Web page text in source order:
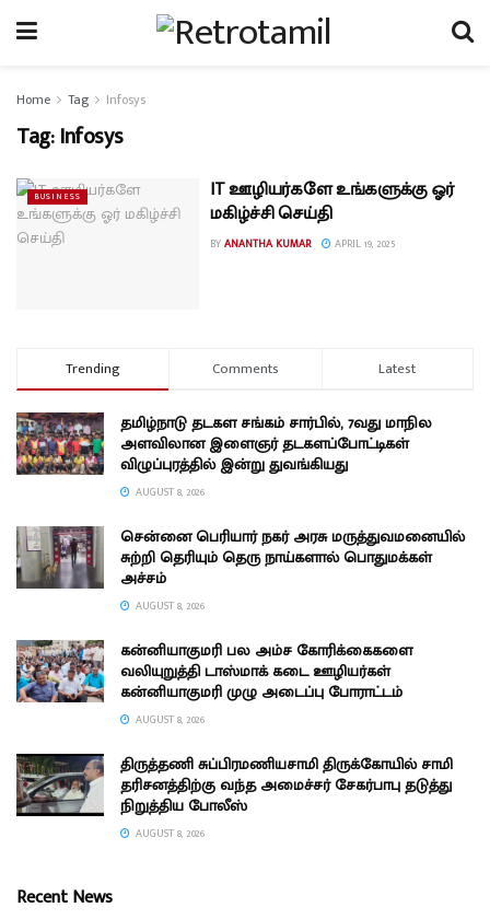
Home Tag Infosys
Tag:Infosys
BUSINESS
IT ஊழியர்களே உங்களுக்கு ஓர்
மகிழ்ச்சி செய்தி
BYANANTHA KUMAR APRIL 19, 2025
Trending Comments Latest
தமிழ்நாடு தடகள சங்கம் சார்பில், 7வது மாநில
அளவிலான இளைஞர் தடகளப்போட்டிகள்
விழுப்புரத்தில் இன்று துவங்கியது
AUGUST 8, 2026
சென்னை பெரியார் நகர் அரசு மருத்துவமனையில்
சுற்றி தெரியும் தெரு நாய்களால் பொதுமக்கள்
அச்சம்
AUGUST 8, 2026
கன்னியாகுமரி பல அம்ச கோரிக்கைகளை
வலியுறுத்தி டாஸ்மாக் கடை ஊழியர்கள்
கன்னியாகுமரி முழு அடைப்பு போராட்டம்
AUGUST 8, 2026
திருத்தணி சுப்பிரமணியசாமி திருக்கோயில் சாமி
தரிசனத்திற்கு வந்த அமைச்சர் சேகர்பாபு தடுத்து
நிறுத்திய போலீஸ்
AUGUST 8, 2026
Recent News